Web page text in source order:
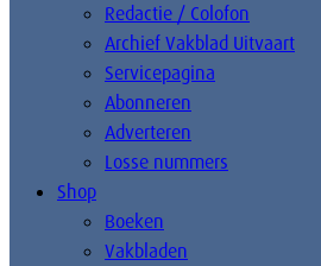
Redactie / Colofon
Archief Vakblad Uitvaart
Servicepagina
Abonneren
Adverteren
Losse nummers
Shop
Boeken
Vakbladen